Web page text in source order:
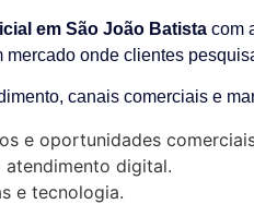
em São João Batista com
onde clientes
canais comerciais e
e oportunidades
digital.
e tecnologia.